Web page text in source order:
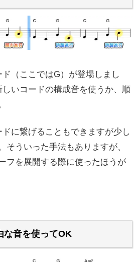
（ここではG）が登場しまし
いコードの構成音を使うか、順
に繋げることもできますが少し
そういった手法もありますが、
フを展開する際に使ったほうが
な音を使ってOK